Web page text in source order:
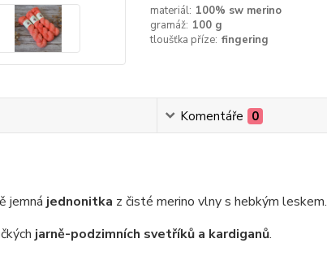
materiál: 100% sw merino
gramáž: 100 g
tloušťka příze: fingering
Komentáře 0
jemná jednonitka z čisté merino vlny s hebkým leskem.
jarně-podzimních svetříků a kardiganů.